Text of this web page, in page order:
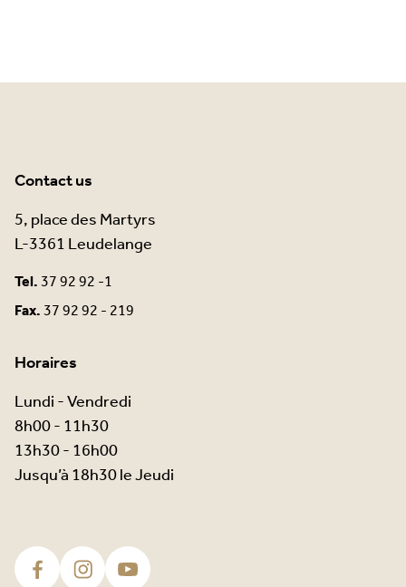
Contact us
5, place des Martyrs
L-3361 Leudelange
Tel.37 92 92 -1
Fax.37 92 92 - 219
Horaires
Lundi - Vendredi
8h00 - 11h30
13h30 - 16h00
Jusqu’à 18h30 le Jeudi